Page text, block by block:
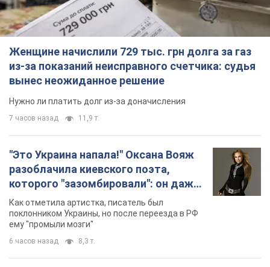
Женщине начислили 729 тыс. грн долга за газ
из-за показаний неисправного счетчика: судья
вынес неожиданное решение
Нужно ли платить долг из-за доначисления
7 часов назад 11,9 т.
"Это Украина напала!" Оксана Вояж
разоблачила киевского поэта,
которого "зазомбировали": он даже
русского не знал, а теперь хочет
геноцида украинцев
Как отметила артистка, писатель был
поклонником Украины, но после переезда в РФ
ему "промыли мозги"
6 часов назад 8,3 т.